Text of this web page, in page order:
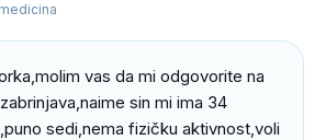
vas da mi odgovorite na
sin mi ima 34
sedi,nema fizičku aktivnost,voli